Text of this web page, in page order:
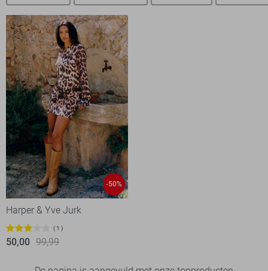
-50%
Harper & Yve Jurk
1
50,00 99,99